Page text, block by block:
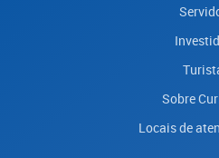
Sobre
Locais de